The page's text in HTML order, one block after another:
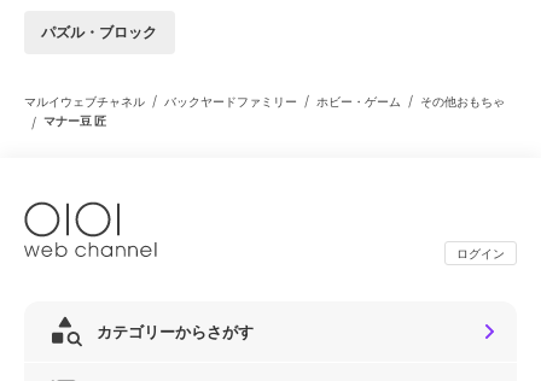
パズル・ブロック
マルイウェブチャネル / バックヤードファミリー / ホビー・ゲーム / その他おもちゃ
/ マナー豆 匠
ログイン
カテゴリーからさがす